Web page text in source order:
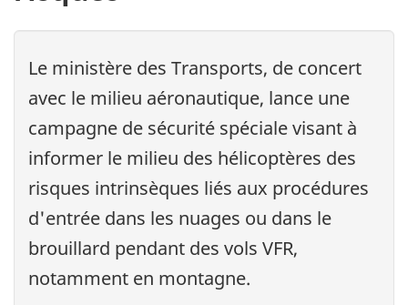
Le ministère des Transports, de concert
avec le milieu aéronautique, lance une
campagne de sécurité spéciale visant à
informer le milieu des hélicoptères des
risques intrinsèques liés aux procédures
d'entrée dans les nuages ou dans le
brouillard pendant des vols VFR,
notamment en montagne.